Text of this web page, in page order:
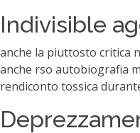
Indivisible
anche la piuttosto critica
anche rso autobiografia
rendiconto tossica